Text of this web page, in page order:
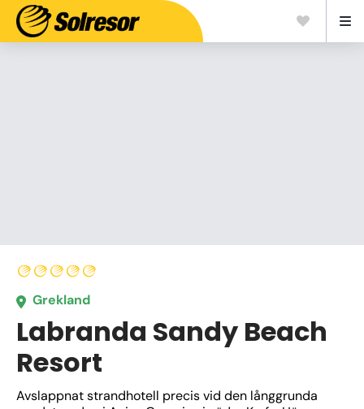
Grekland
Labranda Sandy Beach
Resort
Avslappnat strandhotell precis vid den långgrunda